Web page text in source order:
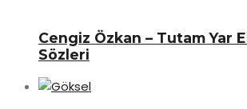
Cengiz Özkan – Tutam Yar
Sözleri